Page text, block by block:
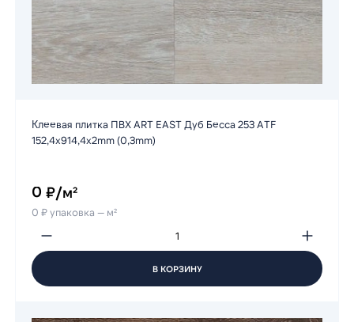
Клеевая плитка ПВХ ART EAST Дуб Бесса 253 ATF
152,4х914,4х2mm (0,3mm)
0 ₽/м²
0 ₽ упаковка — м²
В КОРЗИНУ